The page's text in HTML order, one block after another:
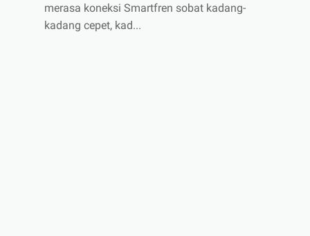
merasa koneksi Smartfren sobat kadang-
kadang cepet, kad...